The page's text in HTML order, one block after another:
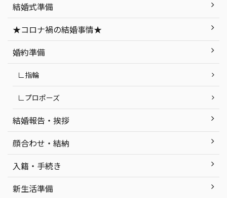
でき
は
』
いき
トウエディングを徹底解説します！ 目
次 「ナイトウエディング」って何？ ナ
イトウエディングのメリット・デメリ
ット ナイトウエディングの式場探しで
気をつけたいポイン ...
ト
紹
町
結婚式準備
★コロナ禍の結婚事情★
婚約準備
∟指輪
∟プロポーズ
結婚報告・挨拶
顔合わせ・結納
入籍・手続き
新生活準備